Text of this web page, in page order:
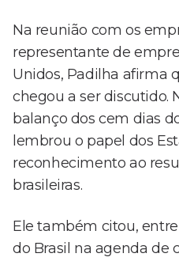
Na reunião com os
representante de
Unidos, Padilha afirma
chegou a ser discutido.
balanço dos cem dias
lembrou o papel dos
reconhecimento ao
brasileiras.
Ele também citou,
do Brasil na agenda de